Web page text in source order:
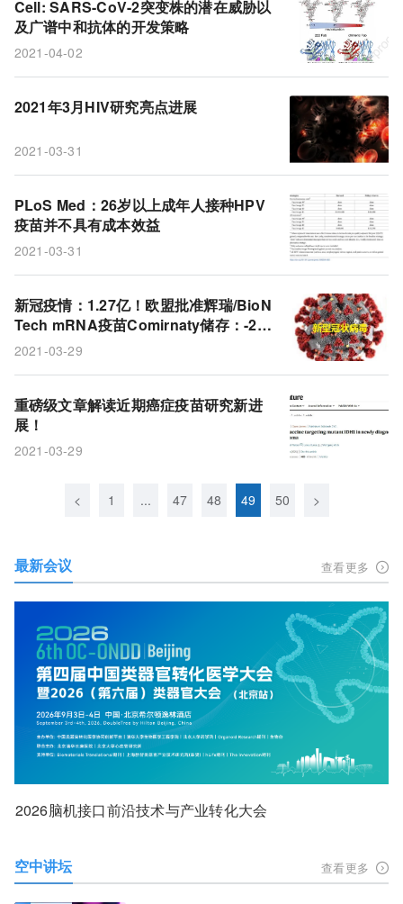
Cell: SARS-CoV-2突变株的潜在威胁以
及广谱中和抗体的开发策略
2021-04-02
2021年3月HIV研究亮点进展
2021-03-31
PLoS Med：26岁以上成年人接种HPV
疫苗并不具有成本效益
2021-03-31
新冠疫情：1.27亿！欧盟批准辉瑞/BioN
Tech mRNA疫苗Comirnaty储存：-2
5℃至-15℃可存放2周!
2021-03-29
重磅级文章解读近期癌症疫苗研究新进
展！
2021-03-29
< 1 ... 47 48 49 50 >
最新会议 查看更多
2026脑机接口前沿技术与产业转化大会
空中讲坛 查看更多